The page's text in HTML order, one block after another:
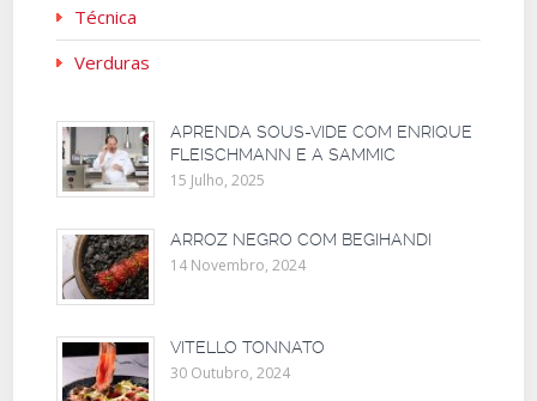
Técnica
Verduras
APRENDA SOUS-VIDE COM ENRIQUE
FLEISCHMANN E A SAMMIC
15 Julho, 2025
ARROZ NEGRO COM BEGIHANDI
14 Novembro, 2024
VITELLO TONNATO
30 Outubro, 2024